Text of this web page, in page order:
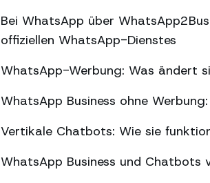
Bei WhatsApp über
offiziellen WhatsApp-Dienstes
WhatsApp-Werbung: Was ändert
WhatsApp Business ohne
Vertikale Chatbots: Wie sie
WhatsApp Business und Chatbots